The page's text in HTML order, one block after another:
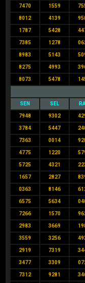
7470 1559
8012 4139
1787 5428
7385 1278
8983 5143
8275 4993
8073 5478
SEN SEL
7948 9302
3784 5447
7363 0014
4775 1220
5725 4321
1657 2827
0363 8146
6575 5634
7266 1570
2983 3669
3559 3256
2919 7319
3477 3309
7312 9281